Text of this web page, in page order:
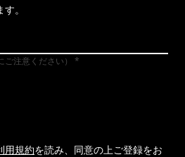
。
注意ください）
用規約を読み、同意の上ご登録をお